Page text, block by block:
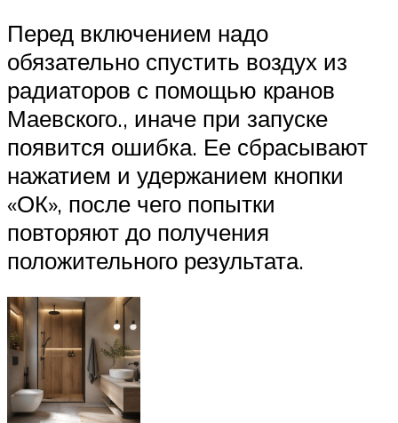
Перед включением надо
обязательно спустить воздух из
радиаторов с помощью кранов
Маевского., иначе при запуске
появится ошибка. Ее сбрасывают
нажатием и удержанием кнопки
«ОК», после чего попытки
повторяют до получения
положительного результата.